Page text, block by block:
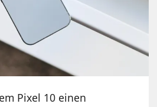
Pixel 10 einen